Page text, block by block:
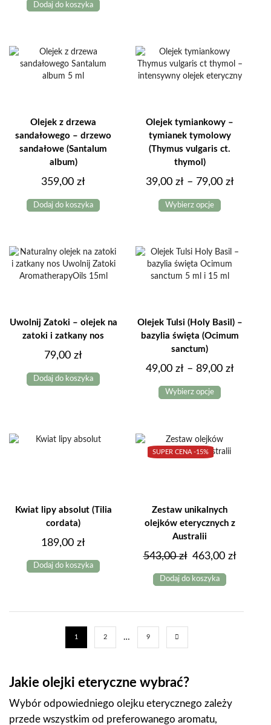
Dodaj do koszyka
Olejek z drzewa
sandałowego – drzewo
sandałowe (Santalum
album)
359,00 zł
Dodaj do koszyka
Olejek tymiankowy –
tymianek tymolowy
(Thymus vulgaris ct.
thymol)
39,00 zł – 79,00 złZakres
Wybierz opcje
produkt
wariantów.
można
produktu
Uwolnij Zatoki – olejek na
zatoki i zatkany nos
79,00 zł
Dodaj do koszyka
Olejek Tulsi (Holy Basil) –
bazylia święta (Ocimum
sanctum)
49,00 zł – 89,00 złZakres
Wybierz opcje
produkt
Opcje
produktu
Kwiat lipy absolut (Tilia
cordata)
189,00 zł
Dodaj do koszyka
SUPER CENA -15%
Zestaw unikalnych
olejków eterycznych z
Australii
543,00zł Pierwotna
cena
wynosiła:
463,00 zł
Dodaj do koszyka
1 2 … 9
Jakie olejki eteryczne wybrać?
Wybór odpowiedniego olejku eterycznego zależy
przede wszystkim od preferowanego aromatu,